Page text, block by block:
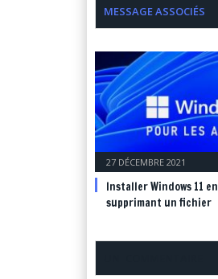
MESSAGE ASSOCIÉS
27 DÉCEMBRE 2021
Installer Windows 11 en
supprimant un fichier